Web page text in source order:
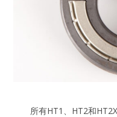
所有HT1、HT2和HT2X